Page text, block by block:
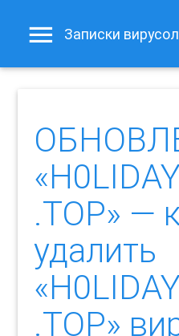
Записки
.TOP» —
удалить
.TOP»